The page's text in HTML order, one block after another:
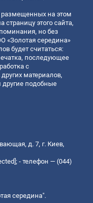
на этом
этого сайта,
но без
«Золотая середина»
будет считаться:
последующее
с
материалов,
другие подобные
д. 7, г. Киев,
; - телефон — (044)
середина".